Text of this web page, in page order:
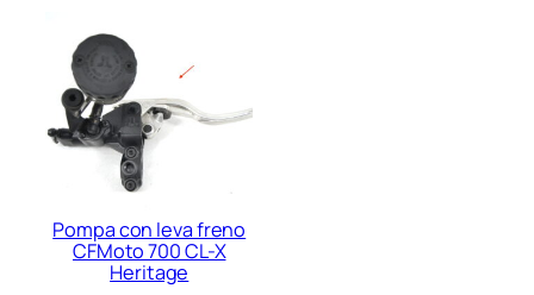
à
Pompa con leva freno
CFMoto 700 CL-X
Heritage